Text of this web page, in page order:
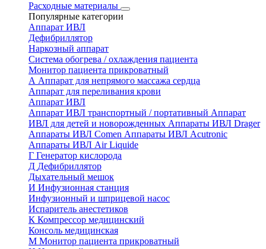
Расходные материалы
Популярные категории
Аппарат ИВЛ
Дефибриллятор
Наркозный аппарат
Система обогрева / охлаждения пациента
Монитор пациента прикроватный
А Аппарат для непрямого массажа сердца
Аппарат для переливания крови
Аппарат ИВЛ
Аппарат ИВЛ транспортный / портативный Аппарат
ИВЛ для детей и новорожденных Аппараты ИВЛ Drager
Аппараты ИВЛ Comen Аппараты ИВЛ Acutronic
Аппараты ИВЛ Air Liquide
Г Генератор кислорода
Д Дефибриллятор
Дыхательный мешок
И Инфузионная станция
Инфузионный и шприцевой насос
Испаритель анестетиков
К Компрессор медицинский
Консоль медицинская
М Монитор пациента прикроватный